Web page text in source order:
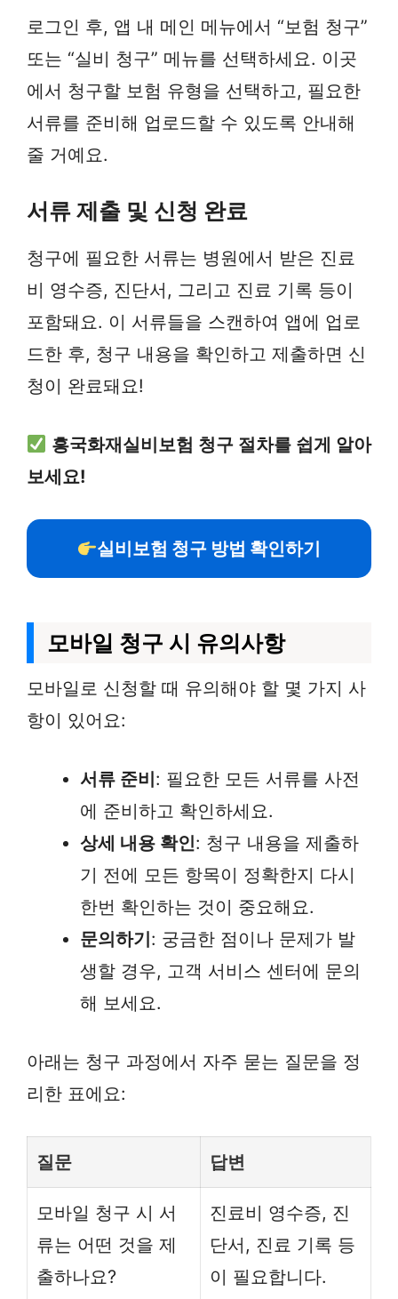
로그인 후, 앱 내 메인 메뉴에서 “보험 청구”
또는 “실비 청구” 메뉴를 선택하세요. 이곳
에서 청구할 보험 유형을 선택하고, 필요한
서류를 준비해 업로드할 수 있도록 안내해
줄 거예요.
서류 제출 및 신청 완료
청구에 필요한 서류는 병원에서 받은 진료
비 영수증, 진단서, 그리고 진료 기록 등이
포함돼요. 이 서류들을 스캔하여 앱에 업로
드한 후, 청구 내용을 확인하고 제출하면 신
청이 완료돼요!
흥국화재실비보험 청구 절차를 쉽게 알아
보세요!
실비보험 청구 방법 확인하기
모바일 청구 시 유의사항
모바일로 신청할 때 유의해야 할 몇 가지 사
항이 있어요:
서류 준비: 필요한 모든 서류를 사전
에 준비하고 확인하세요.
상세 내용 확인: 청구 내용을 제출하
기 전에 모든 항목이 정확한지 다시
한번 확인하는 것이 중요해요.
문의하기: 궁금한 점이나 문제가 발
생할 경우, 고객 서비스 센터에 문의
해 보세요.
아래는 청구 과정에서 자주 묻는 질문을 정
리한 표에요:
질문 답변
모바일 청구 시 서
류는 어떤 것을 제
출하나요?
진료비 영수증, 진
단서, 진료 기록 등
이 필요합니다.